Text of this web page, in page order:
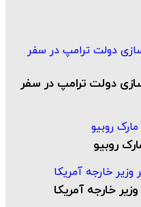
دولت ترامپ در سفر
روبیو
خارجه آمریکا